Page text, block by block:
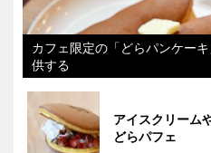
カフェ限定の「どらパンケー
供する
アイスクリーム
どらパフェ